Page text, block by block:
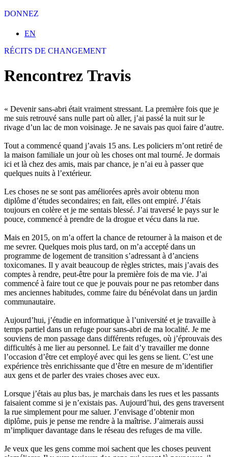
DONNEZ
Sélectionnez votre langue
EN
RÉCITS DE CHANGEMENT
Rencontrez Travis
« Devenir sans-abri était vraiment stressant. La première fois que je
me suis retrouvé sans nulle part où aller, j’ai passé la nuit sur le
rivage d’un lac de mon voisinage. Je ne savais pas quoi faire d’autre.
Tout a commencé quand j’avais 15 ans. Les policiers m’ont retiré de
la maison familiale un jour où les choses ont mal tourné. Je dormais
ici et là chez des amis, mais par chance, je n’ai eu à passer que
quelques nuits à l’extérieur.
Les choses ne se sont pas améliorées après avoir obtenu mon
diplôme d’études secondaires; en fait, elles ont empiré. J’étais
toujours en colère et je me sentais blessé. J’ai traversé le pays sur le
pouce, commencé à prendre de la drogue et vécu dans la rue.
Mais en 2015, on m’a offert la chance de retourner à la maison et de
me sevrer. Quelques mois plus tard, on m’a accepté dans un
programme de logement de transition s’adressant à d’anciens
toxicomanes. Il y avait beaucoup de règles strictes, mais j’avais des
comptes à rendre, peut-être pour la première fois de ma vie. J’ai
commencé à faire tout ce que je pouvais pour ne pas retomber dans
mes anciennes habitudes, comme faire du bénévolat dans un jardin
communautaire.
Aujourd’hui, j’étudie en informatique à l’université et je travaille à
temps partiel dans un refuge pour sans-abri de ma localité. Je me
souviens de mon passage dans différents refuges, où j’éprouvais des
difficultés à me lier au personnel. Le fait d’y travailler me donne
l’occasion d’être cet employé avec qui les gens se lient. C’est une
expérience très enrichissante que d’être en mesure de m’identifier
aux gens et de parler des vraies choses avec eux.
Lorsque j’étais au plus bas, je marchais dans les rues et les passants
faisaient comme si je n’existais pas. Aujourd’hui, des gens traversent
la rue simplement pour me saluer. J’envisage d’obtenir mon
diplôme, puis je pense me rendre à la maîtrise. J’aimerais aussi
m’impliquer davantage dans le réseau des refuges de ma ville.
Je veux que les gens comme moi sachent que les choses peuvent